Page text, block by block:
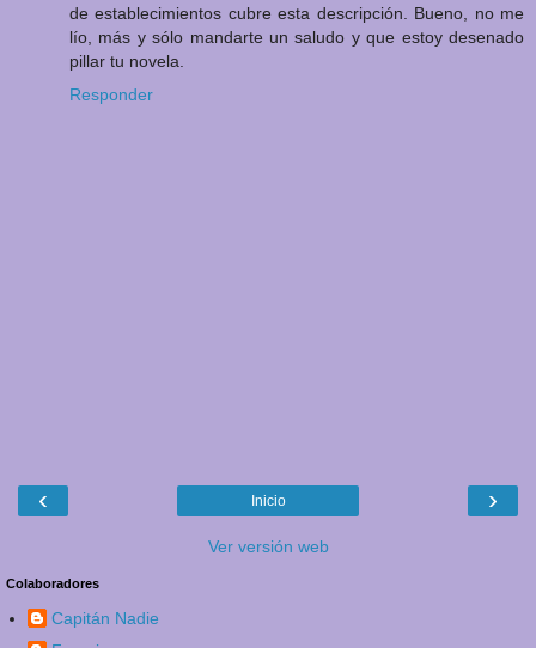
de establecimientos cubre esta descripción. Bueno, no me
lío, más y sólo mandarte un saludo y que estoy desenado
pillar tu novela.
Responder
‹ ›
Inicio
Ver versión web
Colaboradores
Capitán Nadie